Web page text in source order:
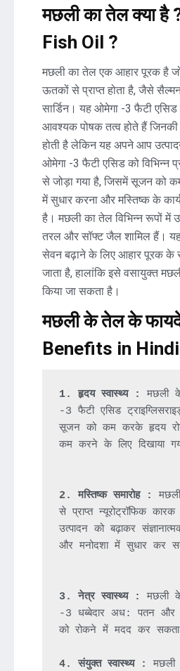
मछली का तेल क्या है
Fish Oil ?
मछली का तेल एक आहार पूरक है
ऊतकों से प्राप्त होता है, जैसे
सार्डिन। यह ओमेगा -3 फैटी एसिड
आवश्यक पोषक तत्व होते हैं
होती है लेकिन यह अपने आप
ओमेगा -3 फैटी एसिड को विभिन्न
से जोड़ा गया है, जिसमें सूजन को
में सुधार करना और मस्तिष्क के
है। मछली का तेल विभिन्न रूपों में
तरल और सॉफ्ट जैल शामिल हैं।
सेवन बढ़ाने के लिए आहार पूरक के
जाता है, हालांकि इसे वसायुक्त
किया जा सकता है।
मछली के तेल के
Benefits in Hindi
1. हृदय स्वास्थ्य :
मछली
-3 फैटी एसिड
सूजन को कम करके हृदय
कम करने के लिए दिखाया
2. मस्तिष्क समारोह :
से प्राप्त न्यूरोट्रॉफिक
उत्पादन को बढ़ाकर
और मनोदशा में सुधार कर
3. नेत्र स्वास्थ्य :
मछली
-3 धब्बेदार अध: पतन और
को रोकने में मदद कर
4. संयुक्त स्वास्थ्य :
मछली